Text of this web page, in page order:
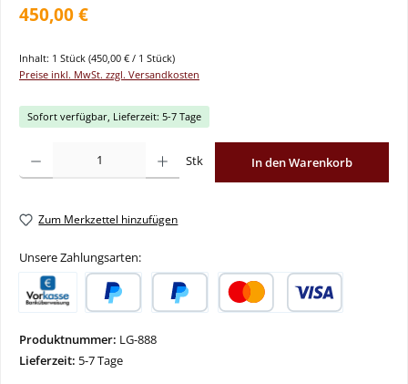
450,00 €
Inhalt: 1 Stück (450,00 € / 1 Stück)
Preise inkl. MwSt. zzgl. Versandkosten
Sofort verfügbar, Lieferzeit: 5-7 Tage
Stk In den Warenkorb
Zum Merkzettel hinzufügen
Unsere Zahlungsarten:
Produktnummer: LG-888
Lieferzeit: 5-7 Tage